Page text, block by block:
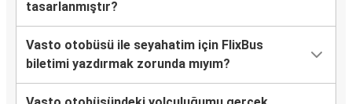
tasarlanmıştır?
Vasto otobüsü ile seyahatim için FlixBus
biletimi yazdırmak zorunda mıyım?